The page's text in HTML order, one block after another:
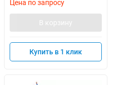
Цена по запросу
В корзину
Купить в 1 клик